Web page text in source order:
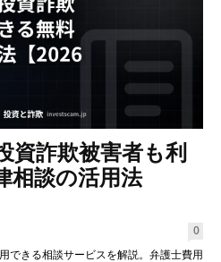
資詐欺被害者も利
相談の活用法
0
できる相談サービスを解説。弁護士費用